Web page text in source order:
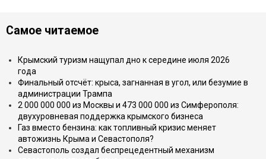
Самое читаемое
Крымский туризм нащупал дно к середине июля 2026
года
Финальный отсчёт: крыса, загнанная в угол, или безумие в
администрации Трампа
2 000 000 000 из Москвы и 473 000 000 из Симферополя:
двухуровневая поддержка крымского бизнеса
Газ вместо бензина: как топливный кризис меняет
автожизнь Крыма и Севастополя?
Севастополь создал беспрецедентный механизм